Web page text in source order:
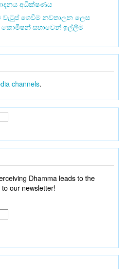
අධීක්ෂණය
ගෙවීම නවතාලන ලෙස
කොමිෂන් සභාවෙන් ඉල්ලීම
channels.
Dhamma leads to the
our newsletter!